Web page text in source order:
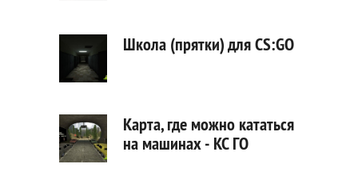
Школа (прятки) для CS:GO
Карта, где можно кататься
на машинах - КС ГО